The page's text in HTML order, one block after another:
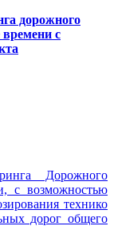
дорожного
с
Дорожного
с возможностью
технико
дорог общего